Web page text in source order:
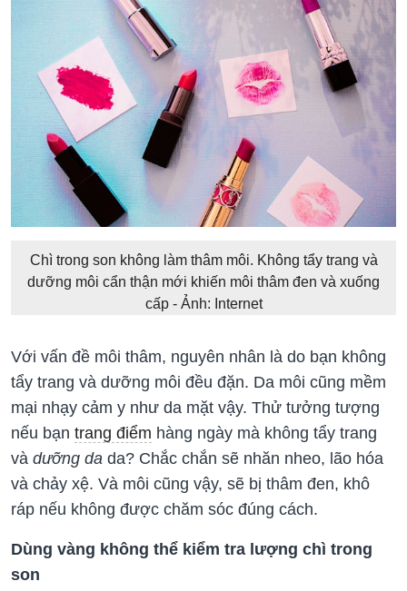
Chì trong son không làm thâm môi. Không tẩy trang và
dưỡng môi cẩn thận mới khiến môi thâm đen và xuống
cấp - Ảnh: Internet
Với vấn đề môi thâm, nguyên nhân là do bạn không
tẩy trang và dưỡng môi đều đặn. Da môi cũng mềm
mại nhạy cảm y như da mặt vậy. Thử tưởng tượng
nếu bạn trang điểm hàng ngày mà không tẩy trang
và dưỡng da da? Chắc chắn sẽ nhăn nheo, lão hóa
và chảy xệ. Và môi cũng vậy, sẽ bị thâm đen, khô
ráp nếu không được chăm sóc đúng cách.
Dùng vàng không thể kiểm tra lượng chì trong
son